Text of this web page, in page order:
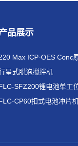
品展示
星式脱泡搅拌机
CP60扣式电池冲片